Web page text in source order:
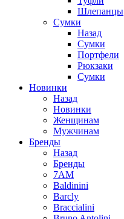
Шлепанцы
Сумки
Назад
Сумки
Портфели
Рюкзаки
Сумки
Новинки
Назад
Новинки
Женщинам
Мужчинам
Бренды
Назад
Бренды
7AM
Baldinini
Barcly
Braccialini